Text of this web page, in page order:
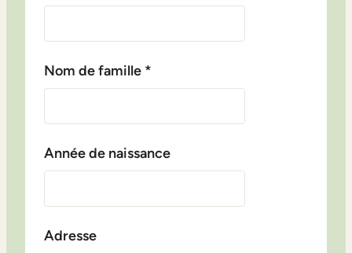
Nom de famille *
Année de naissance
Adresse